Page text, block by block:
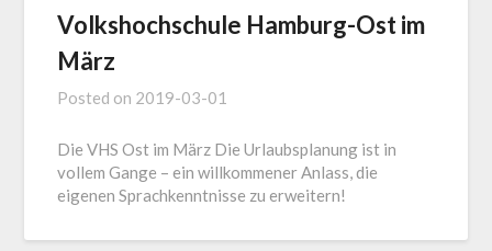
Volkshochschule Hamburg-Ost im
März
Posted on 2019-03-01
Die VHS Ost im März Die Urlaubsplanung ist in
vollem Gange – ein willkommener Anlass, die
eigenen Sprachkenntnisse zu erweitern!